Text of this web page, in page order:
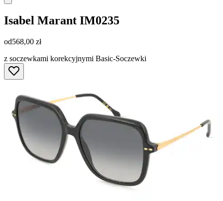
Isabel Marant IM0235
od568,00 zł
z soczewkami korekcyjnymi Basic-Soczewki